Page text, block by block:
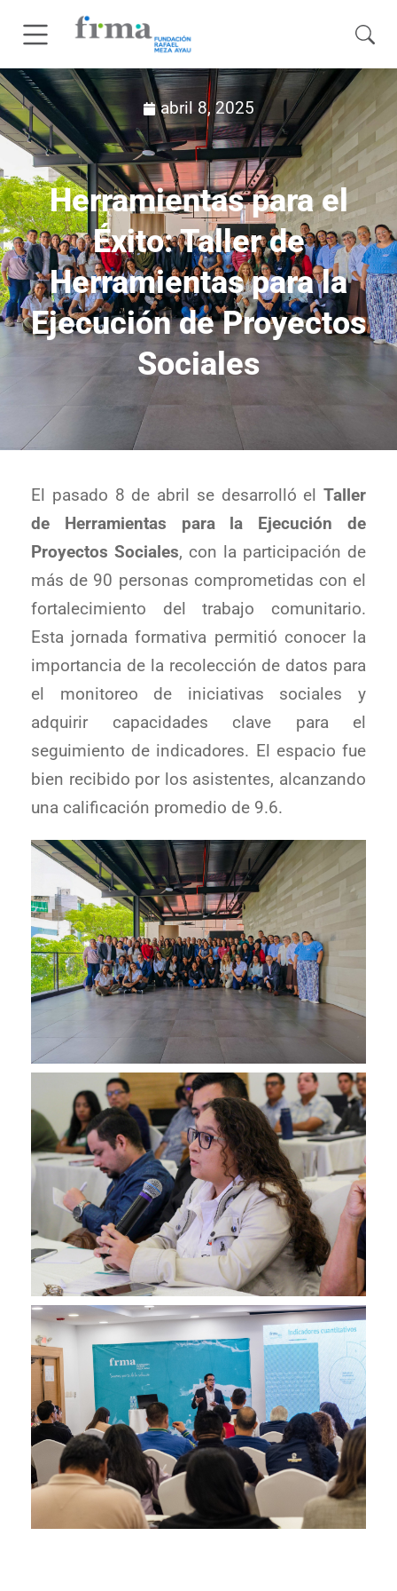
abril 8, 2025
Herramientas para el
Éxito: Taller de
Herramientas para la
Ejecución de Proyectos
Sociales
El pasado 8 de abril se desarrolló el Taller
de Herramientas para la Ejecución de
Proyectos Sociales, con la participación de
más de 90 personas comprometidas con el
fortalecimiento del trabajo comunitario.
Esta jornada formativa permitió conocer la
importancia de la recolección de datos para
el monitoreo de iniciativas sociales y
adquirir capacidades clave para el
seguimiento de indicadores. El espacio fue
bien recibido por los asistentes, alcanzando
una calificación promedio de 9.6.